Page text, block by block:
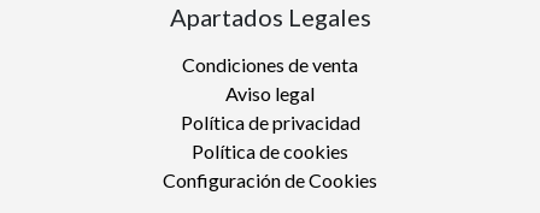
Apartados Legales
Condiciones de venta
Aviso legal
Política de privacidad
Política de cookies
Configuración de Cookies